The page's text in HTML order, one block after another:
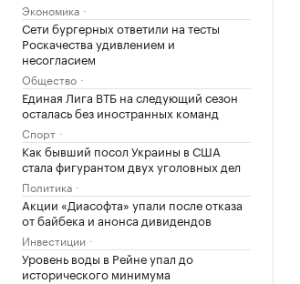
Экономика
Сети бургерных ответили на тесты
Роскачества удивлением и
несогласием
Общество
Единая Лига ВТБ на следующий сезон
осталась без иностранных команд
Спорт
Как бывший посол Украины в США
стала фигурантом двух уголовных дел
Политика
Акции «Диасофта» упали после отказа
от байбека и анонса дивидендов
Инвестиции
Уровень воды в Рейне упал до
исторического минимума